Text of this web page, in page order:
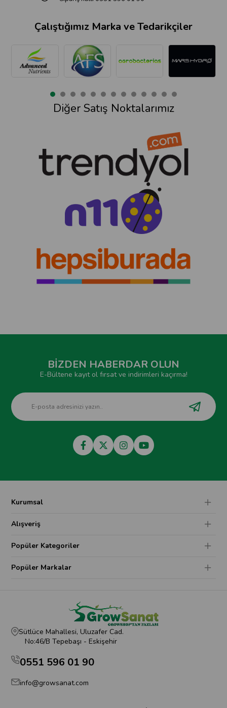
Çalıştığımız Marka ve Tedarikçiler
Diğer Satış Noktalarımız
BİZDEN HABERDAR OLUN
E-Bültene kayıt ol fırsat ve indirimleri kaçırma!
Kurumsal
Alışveriş
Popüler Kategoriler
Popüler Markalar
Sütlüce Mahallesi, Uluzafer Cad.
No:46/B Tepebaşı - Eskişehir
0551 596 01 90
info@growsanat.com